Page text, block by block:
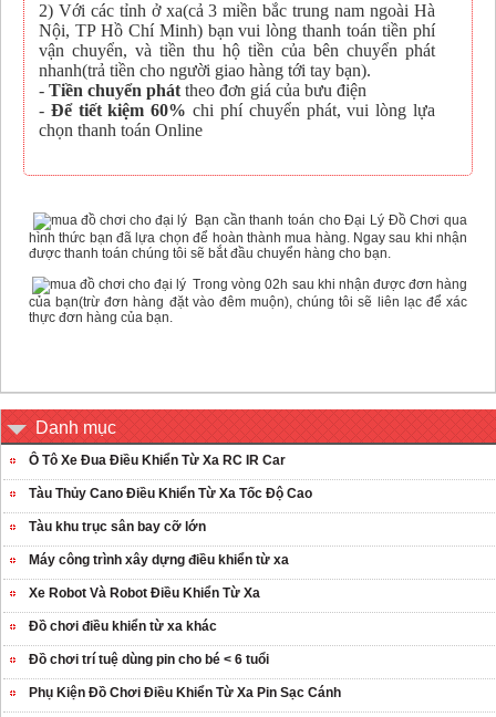
2) Với các tỉnh ở xa(cả 3 miền bắc trung nam ngoài Hà
Nội, TP Hồ Chí Minh) bạn vui lòng thanh toán tiền phí
vận chuyển, và tiền thu hộ tiền của bên chuyển phát
nhanh(trả tiền cho người giao hàng tới tay bạn).
- Tiền chuyển phát theo đơn giá của bưu điện
- Để tiết kiệm 60% chi phí chuyển phát, vui lòng lựa
chọn thanh toán Online
Bạn cần thanh toán cho Đại Lý Đồ Chơi qua
hình thức bạn đã lựa chọn để hoàn thành mua hàng. Ngay sau khi nhận
được thanh toán chúng tôi sẽ bắt đầu chuyển hàng cho bạn.
Trong vòng 02h sau khi nhận được đơn hàng
của bạn(trừ đơn hàng đặt vào đêm muộn), chúng tôi sẽ liên lạc để xác
thực đơn hàng của bạn.
Danh mục
Ô Tô Xe Đua Điều Khiển Từ Xa RC IR Car
Tàu Thủy Cano Điều Khiển Từ Xa Tốc Độ Cao
Tàu khu trục sân bay cỡ lớn
Máy công trình xây dựng điều khiển từ xa
Xe Robot Và Robot Điều Khiển Từ Xa
Đồ chơi điều khiển từ xa khác
Đồ chơi trí tuệ dùng pin cho bé < 6 tuổi
Phụ Kiện Đồ Chơi Điều Khiển Từ Xa Pin Sạc Cánh